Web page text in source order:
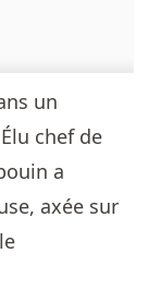
un
chef de
a
axée sur